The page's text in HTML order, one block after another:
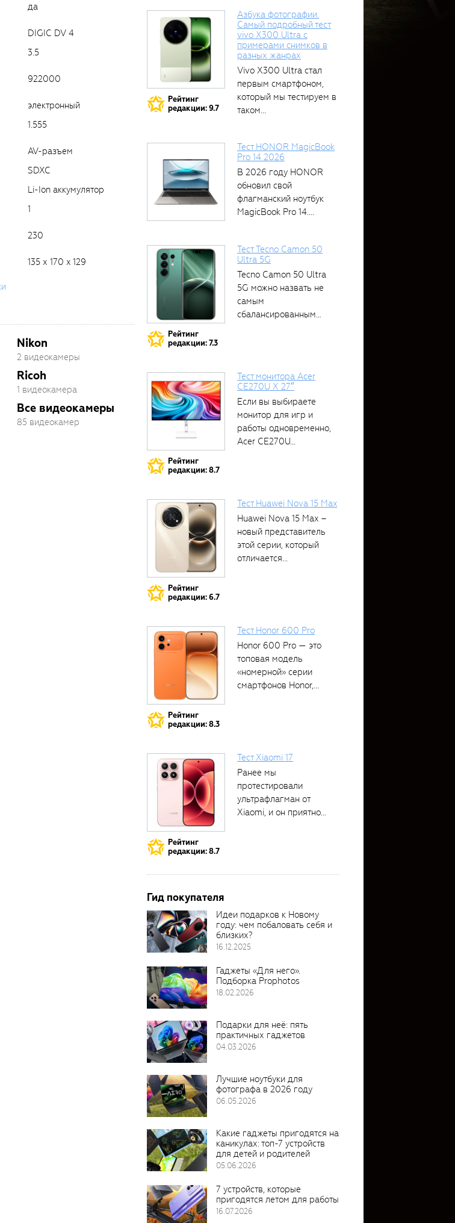
да
DIGIC DV 4
3.5
922000
электронный
1.555
AV-разъем
SDXC
Li-Ion аккумулятор
1
230
135 х 170 x 129
Nikon
2 видеокамеры
Ricoh
1 видеокамера
Все видеокамеры
85 видеокамер
Рейтинг
редакции: 9.7
Азбука фотографии.
Самый подробный тест
vivo X300 Ultra с
примерами снимков в
разных жанрах
Vivo X300 Ultra стал
первым смартфоном,
который мы тестируем в
таком...
Тест HONOR MagicBook
Pro 14 2026
В 2026 году HONOR
обновил свой
флагманский ноутбук
MagicBook Pro 14....
Рейтинг
редакции: 7.3
Тест Tecno Camon 50
Ultra 5G
Tecno Camon 50 Ultra
5G можно назвать не
самым
сбалансированным
Рейтинг
редакции: 8.7
Тест монитора Acer
CE270U X 27″
Если вы выбираете
монитор для игр и
работы одновременно,
Acer CE270U...
Рейтинг
редакции: 6.7
Тест Huawei Nova 15 Max
Huawei Nova 15 Max –
новый представитель
этой серии, который
отличается...
Рейтинг
редакции: 8.3
Тест Honor 600 Pro
Honor 600 Pro — это
топовая модель
«номерной» серии
смартфонов Honor,...
Рейтинг
редакции: 8.7
Тест Xiaomi 17
Ранее мы
протестировали
ультрафлагман от
Xiaomi, и он приятно
Гид покупателя
Идеи подарков к Новому
году: чем побаловать себя и
близких?
16.12.2025
Гаджеты «Для него».
Подборка Prophotos
18.02.2026
Подарки для неё: пять
практичных гаджетов
04.03.2026
Лучшие ноутбуки для
фотографа в 2026 году
06.05.2026
Какие гаджеты пригодятся на
каникулах: топ-7 устройств
для детей и родителей
05.06.2026
7 устройств, которые
пригодятся летом для работы
16.07.2026